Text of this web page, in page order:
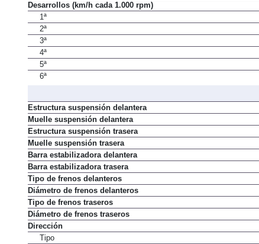
Desarrollos (km/h cada 1.000 rpm)
1ª
2ª
3ª
4ª
5ª
6ª
Estructura suspensión delantera
Muelle suspensión delantera
Estructura suspensión trasera
Muelle suspensión trasera
Barra estabilizadora delantera
Barra estabilizadora trasera
Tipo de frenos delanteros
Diámetro de frenos delanteros
Tipo de frenos traseros
Diámetro de frenos traseros
Dirección
Tipo